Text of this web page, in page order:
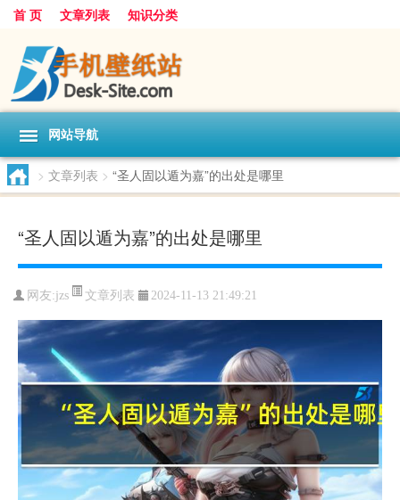
首 页 文章列表 知识分类
网站导航
> 文章列表 > “圣人固以遁为嘉”的出处是哪里
“圣人固以遁为嘉”的出处是哪里
网友:jzs 文章列表 2024-11-13 21:49:21